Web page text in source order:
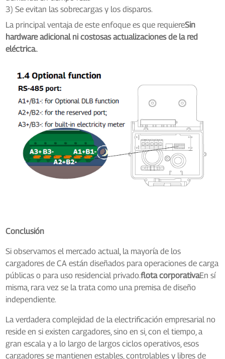
3) Se evitan las sobrecargas y los disparos.
La principal ventaja de este enfoque es que requiereSin
hardware adicional ni costosas actualizaciones de la red
eléctrica..
Conclusión
Si observamos el mercado actual, la mayoría de los
cargadores de CA están diseñados para operaciones de carga
públicas o para uso residencial privado.flota corporativaEn sí
misma, rara vez se la trata como una premisa de diseño
independiente.
La verdadera complejidad de la electrificación empresarial no
reside en si existen cargadores, sino en si, con el tiempo, a
gran escala y a lo largo de largos ciclos operativos, esos
cargadores se mantienen estables, controlables y libres de